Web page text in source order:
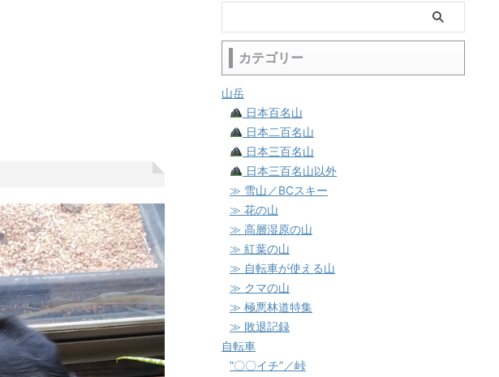
カテゴリー
山岳
日本百名山
日本二百名山
日本三百名山
日本三百名山以外
≫ 雪山／BCスキー
≫ 花の山
≫ 高層湿原の山
≫ 紅葉の山
≫ 自転車が使える山
≫ クマの山
≫ 極悪林道特集
≫ 敗退記録
自転車
”〇〇イチ”／峠